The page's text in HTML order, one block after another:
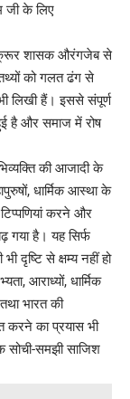
जी के लिए
क्रूर शासक औरंगजेब से
को गलत ढंग से
लिखी हैं। इससे संपूर्ण
है और समाज में रोष
की आजादी के
धार्मिक आस्था के
करने और
गया है। यह सिर्फ
दृष्टि से क्षम्य नहीं हो
आराध्यों, धार्मिक
भारत की
करने का प्रयास भी
समझी साजिश